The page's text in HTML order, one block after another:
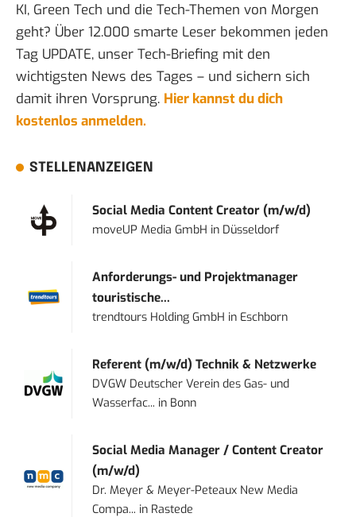
KI, Green Tech und die Tech-Themen von Morgen
geht? Über 12.000 smarte Leser bekommen jeden
Tag UPDATE, unser Tech-Briefing mit den
wichtigsten News des Tages – und sichern sich
damit ihren Vorsprung. Hier kannst du dich
kostenlos anmelden.
STELLENANZEIGEN
Social Media Content Creator (m/w/d)
moveUP Media GmbH in Düsseldorf
Anforderungs- und Projektmanager
touristische...
trendtours Holding GmbH in Eschborn
Referent (m/w/d) Technik & Netzwerke
DVGW Deutscher Verein des Gas- und
Wasserfac... in Bonn
Social Media Manager / Content Creator
(m/w/d)
Dr. Meyer & Meyer-Peteaux New Media
Compa... in Rastede